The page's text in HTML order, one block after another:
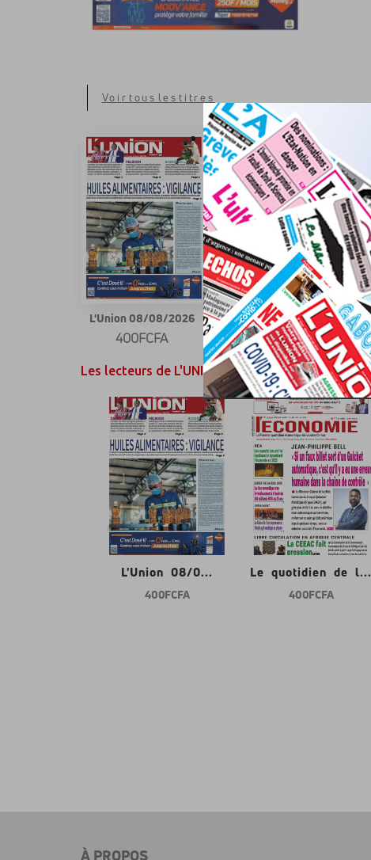
Voir tous les titres
L'Union 08/08/2026
400FCFA
L'Union 07/08/2026
400FCFA
Les lecteurs de L'UNION ont également aimé...
L'Union 08/0...
400 FCFA
Le quotidien de l...
400 FCFA
À PROPOS